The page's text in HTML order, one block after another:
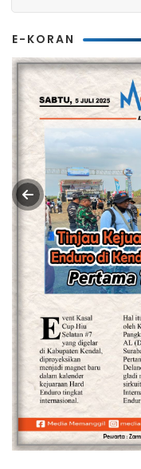
E-KORAN